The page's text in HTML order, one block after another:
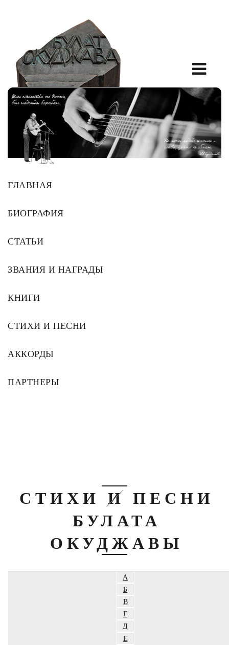
ГЛАВНАЯ
БИОГРАФИЯ
СТАТЬИ
ЗВАНИЯ И НАГРАДЫ
КНИГИ
СТИХИ И ПЕСНИ
АККОРДЫ
ПАРТНЕРЫ
СТИХИ И ПЕСНИ
БУЛАТА
ОКУДЖАВЫ
А
Б
В
Г
Д
Е